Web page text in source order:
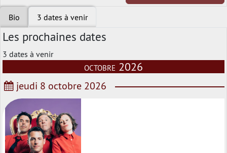
Bio 3 dates à venir
Les prochaines dates
3 dates à venir
octobre 2026
jeudi 8 octobre 2026